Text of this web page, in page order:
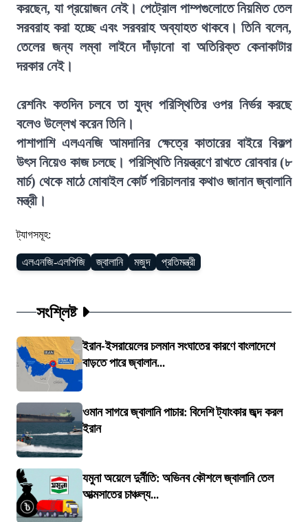
করছেন, যা প্রয়োজন নেই। পেট্রোল পাম্পগুলোতে নিয়মিত তেল
সরবরাহ করা হচ্ছে এবং সরবরাহ অব্যাহত থাকবে। তিনি বলেন,
তেলের জন্য লম্বা লাইনে দাঁড়ানো বা অতিরিক্ত কেনাকাটার
দরকার নেই।
রেশনিং কতদিন চলবে তা যুদ্ধ পরিস্থিতির ওপর নির্ভর করছে
বলেও উল্লেখ করেন তিনি।
পাশাপাশি এলএনজি আমদানির ক্ষেত্রে কাতারের বাইরে বিকল্প
উৎস নিয়েও কাজ চলছে। পরিস্থিতি নিয়ন্ত্রণে রাখতে রোববার (৮
মার্চ) থেকে মাঠে মোবাইল কোর্ট পরিচালনার কথাও জানান জ্বালানি
মন্ত্রী।
ট্যাগসমূহ:
এলএনজি-এলপিজি জ্বালানি মজুদ প্রতিমন্ত্রী
সংশ্লিষ্ট
ইরান-ইসরায়েলের চলমান সংঘাতের কারণে বাংলাদেশে
বাড়তে পারে জ্বালান...
ওমান সাগরে জ্বালানি পাচার: বিদেশি ট্যাংকার জব্দ করল
ইরান
যমুনা অয়েলে দুর্নীতি: অভিনব কৌশলে জ্বালানি তেল
আত্মসাতের চাঞ্চল্য...